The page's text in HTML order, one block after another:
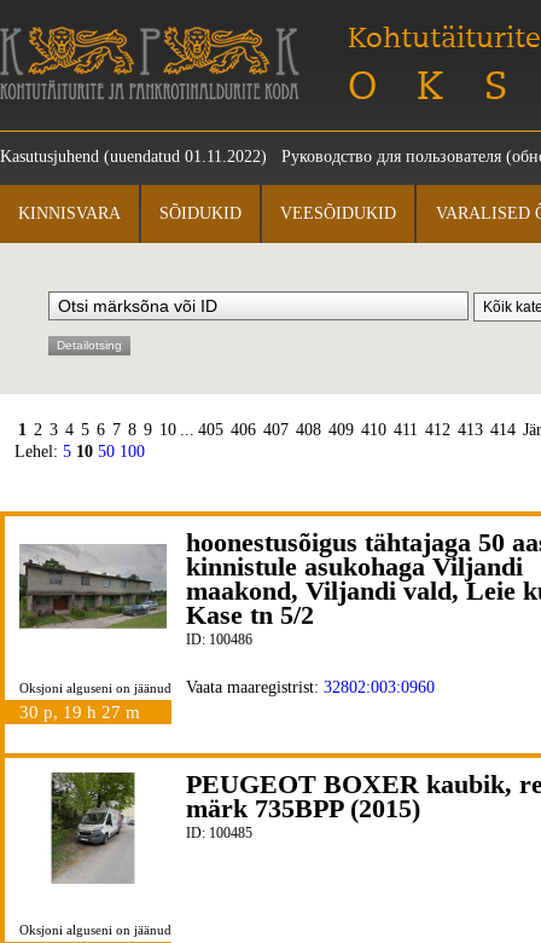
Kasutusjuhend (uuendatud 01.11.2022) Руководство для пользователя
KINNISVARA SÕIDUKID VEESÕIDUKID VARALISED
Detailotsing
1 2 3 4 5 6 7 8 9 10 ... 405 406 407 408 409 410 411 412 413 414
Lehel: 5 10 50 100
Oksjoni alguseni on jäänud
30 p, 19 h 27 m
hoonestusõigus tähtajaga 50
kinnistule asukohaga Viljandi
maakond, Viljandi vald, Leie
Kase tn 5/2
ID: 100486
Vaata maaregistrist: 32802:003:0960
Oksjoni alguseni on jäänud
PEUGEOT BOXER kaubik,
märk 735BPP (2015)
ID: 100485